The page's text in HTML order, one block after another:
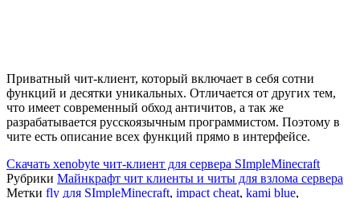
Приватный чит-клиент, который включает в себя сотни
функций и десятки уникальных. Отличается от других тем,
что имеет современный обход античитов, а так же
разрабатывается русскоязычным программистом. Поэтому в
чите есть описание всех функций прямо в интерфейсе.
Скачать xenobyte чит-клиент для сервера SImpleMinecraft
Рубрики Майнкрафт чит клиенты и читы для взлома сервера
Метки fly для SImpleMinecraft, impact cheat, kami blue,